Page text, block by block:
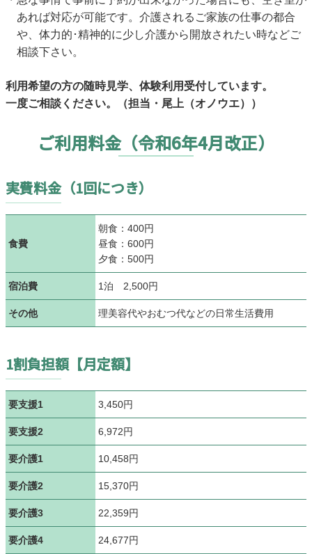
あれば対応が可能です。介護されるご家族の仕事の都合
や、体力的･精神的に少し介護から開放されたい時などご
相談下さい。
利用希望の方の随時見学、体験利用受付しています。
一度ご相談ください。（担当・尾上（オノウエ））
ご利用料金（令和6年4月改正）
実費料金（1回につき）
食費
朝食：400円
昼食：600円
夕食：500円
宿泊費 1泊 2,500円
その他 理美容代やおむつ代などの日常生活費用
1割負担額【月定額】
要支援1 3,450円
要支援2 6,972円
要介護1 10,458円
要介護2 15,370円
要介護3 22,359円
要介護4 24,677円